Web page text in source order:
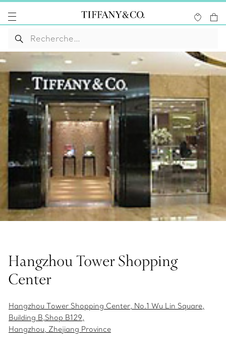
Hangzhou Tower Shopping
Center
Hangzhou Tower Shopping Center, No.1 Wu Lin Square,
Building B,Shop B129,
Hangzhou, Zhejiang Province